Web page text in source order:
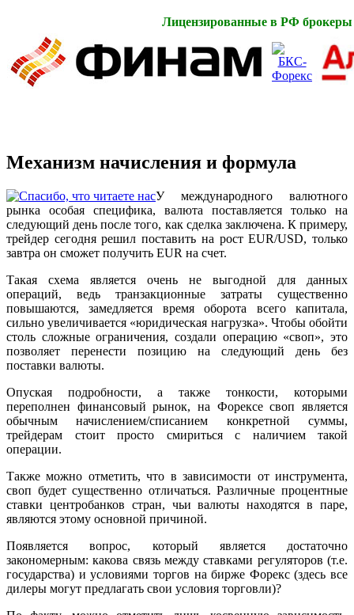
Лицензированные в РФ брокеры
Механизм начисления и формула
У международного валютного
рынка особая специфика, валюта поставляется только на
следующий день после того, как сделка заключена. К примеру,
трейдер сегодня решил поставить на рост EUR/USD, только
завтра он сможет получить EUR на счет.
Такая схема является очень не выгодной для данных
операций, ведь транзакционные затраты существенно
повышаются, замедляется время оборота всего капитала,
сильно увеличивается «юридическая нагрузка». Чтобы обойти
столь сложные ограничения, создали операцию «своп», это
позволяет перенести позицию на следующий день без
поставки валюты.
Опуская подробности, а также тонкости, которыми
переполнен финансовый рынок, на Форексе своп является
обычным начислением/списанием конкретной суммы,
трейдерам стоит просто смириться с наличием такой
операции.
Также можно отметить, что в зависимости от инструмента,
своп будет существенно отличаться. Различные процентные
ставки центробанков стран, чьи валюты находятся в паре,
являются этому основной причиной.
Появляется вопрос, который является достаточно
закономерным: какова связь между ставками регуляторов (т.е.
государства) и условиями торгов на бирже Форекс (здесь все
дилеры могут предлагать свои условия торговли)?